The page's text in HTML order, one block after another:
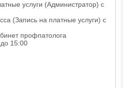
услуги (Администратор) с
(Запись на платные услуги) с
профпатолога
15:00